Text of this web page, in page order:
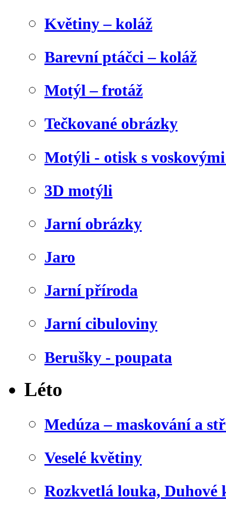
Květiny – koláž
Barevní ptáčci – koláž
Motýl – frotáž
Tečkované obrázky
Motýli - otisk s
3D motýli
Jarní obrázky
Jaro
Jarní příroda
Jarní cibuloviny
Berušky - poupata
Léto
Medúza – maskování a
Veselé květiny
Rozkvetlá louka, Duhové